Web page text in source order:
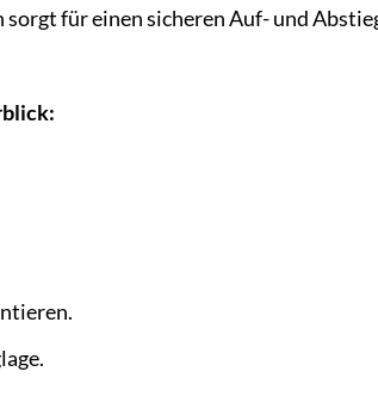
für einen sicheren Auf- und